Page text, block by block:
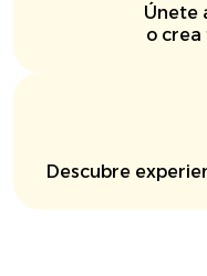
Únete
o crea
Descubre